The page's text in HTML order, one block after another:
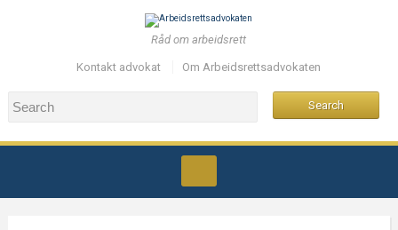
Råd om arbeidsrett
Kontakt advokat Om Arbeidsrettsadvokaten